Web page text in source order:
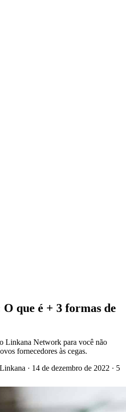
que é + 3 formas de
Linkana Network para você não
fornecedores às cegas.
· 14 de dezembro de 2022 · 5